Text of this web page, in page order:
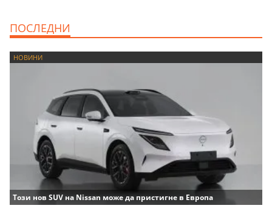
ПОСЛЕДНИ
НОВИНИ
Този нов SUV на Nissan може да пристигне в Европа